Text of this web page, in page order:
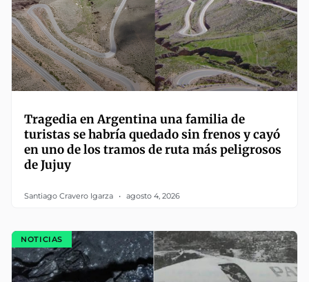
Tragedia en Argentina una familia de
turistas se habría quedado sin frenos y cayó
en uno de los tramos de ruta más peligrosos
de Jujuy
Santiago Cravero Igarza agosto 4, 2026
NOTICIAS